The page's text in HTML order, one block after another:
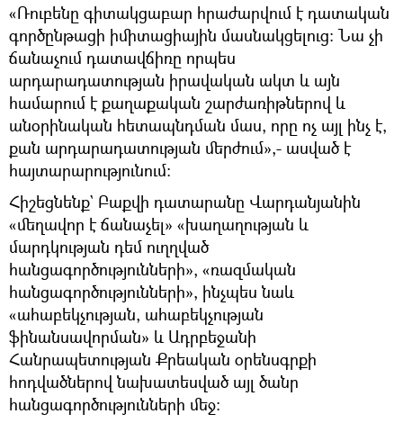
«Ռուբենը գիտակցաբար հրաժարվում է դատական
գործընթացի իմիտացիային մասնակցելուց։ Նա չի
ճանաչում դատավճիռը որպես
արդարադատության իրավական ակտ և այն
համարում է քաղաքական շարժառիթներով և
անօրինական հետապնդման մաս, որը ոչ այլ ինչ է,
քան արդարադատության մերժում»,- ասված է
հայտարարությունում։
Հիշեցնենք` Բաքվի դատարանը Վարդանյանին
«մեղավոր է ճանաչել» «խաղաղության և
մարդկության դեմ ուղղված
հանցագործությունների», «ռազմական
հանցագործությունների», ինչպես նաև
«ահաբեկչության, ահաբեկչության
ֆինանսավորման» և Ադրբեջանի
Հանրապետության Քրեական օրենսգրքի
հոդվածներով նախատեսված այլ ծանր
հանցագործությունների մեջ։